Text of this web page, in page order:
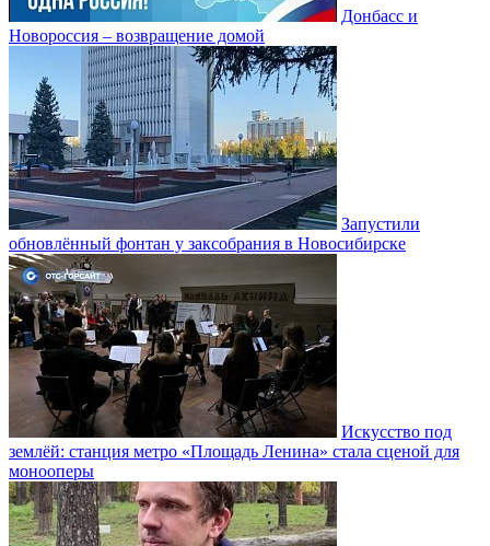
Донбасс и
Новороссия – возвращение домой
Запустили
обновлённый фонтан у заксобрания в Новосибирске
Искусство под
землёй: станция метро «Площадь Ленина» стала сценой для
монооперы